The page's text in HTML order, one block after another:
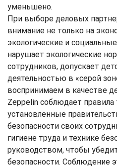
уменьшено.
При выборе деловых
внимание не только на
экологические и
нарушает экологические
сотрудников, допускает
деятельностью в «серой
воспринимаем в качестве
Zeppelin соблюдает правила
установленные
безопасности своих
гигиене труда и технике
руководством, чтобы
безопасности. Соблюдение